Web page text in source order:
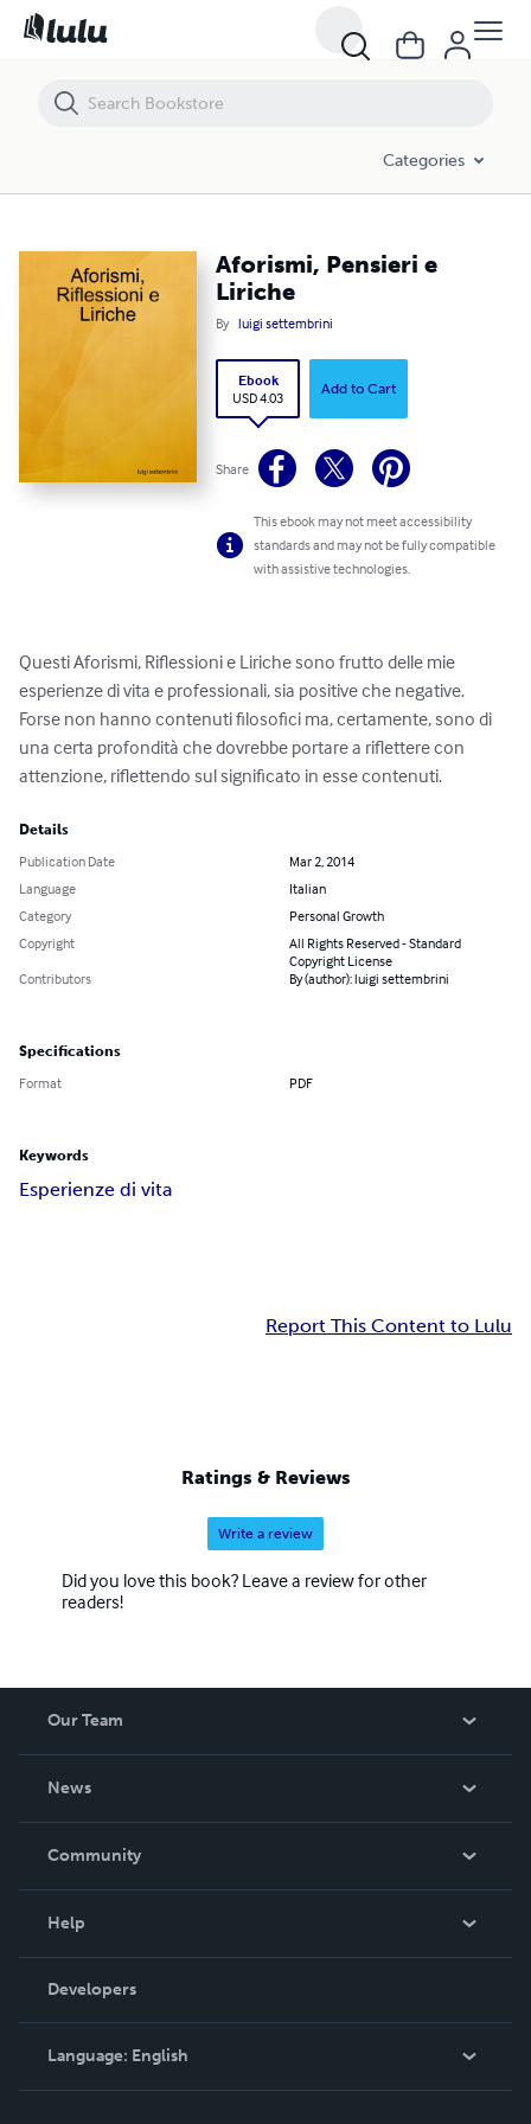
Categories
Aforismi, Pensieri e
Liriche
By luigi settembrini
Ebook
USD 4.03
Add to Cart
Share
This ebook may not meet accessibility
standards and may not be fully compatible
with assistive technologies.
Questi Aforismi, Riflessioni e Liriche sono frutto delle mie
esperienze di vita e professionali, sia positive che negative.
Forse non hanno contenuti filosofici ma, certamente, sono di
una certa profondità che dovrebbe portare a riflettere con
attenzione, riflettendo sul significato in esse contenuti.
Details
Publication Date
Mar 2, 2014
Language
Italian
Category
Personal Growth
Copyright
All Rights Reserved - Standard
Copyright License
Contributors
By (author): luigi settembrini
Specifications
Format PDF
Keywords
Esperienze di vita
Report This Content to Lulu
Ratings & Reviews
Write a review
Did you love this book? Leave a review for other
readers!
Our Team
News
In The News
Community
Podcast
Help
Order Lookup
Knowledge Base
Contact Support
Developers
Language: English
Aforismi, Pensieri e Liriche